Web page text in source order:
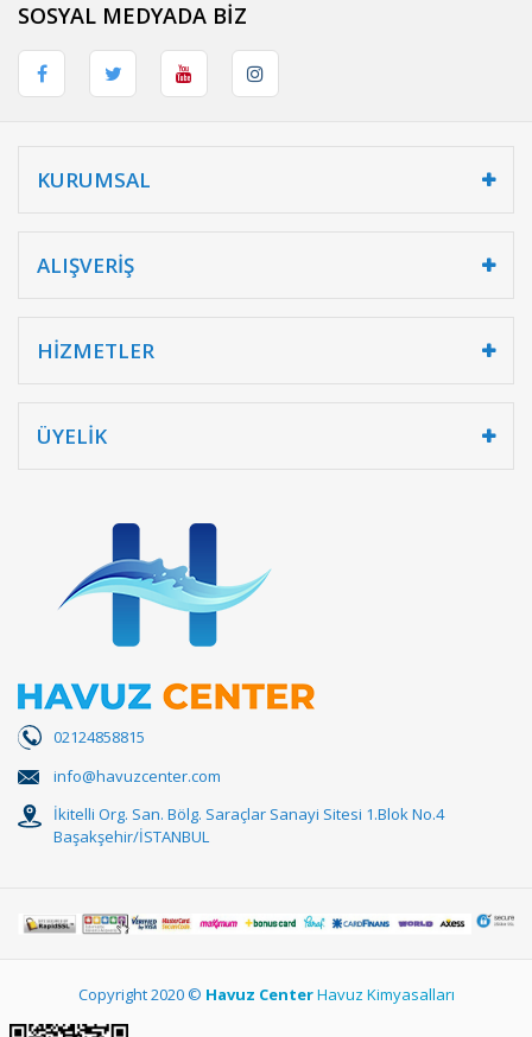
SOSYAL MEDYADA BİZ
KURUMSAL
ALIŞVERİŞ
HİZMETLER
ÜYELİK
02124858815
info@havuzcenter.com
İkitelli Org. San. Bölg. Saraçlar Sanayi Sitesi 1.Blok No.4
Başakşehir/İSTANBUL
Copyright 2020 © Havuz CenterHavuz Kimyasalları